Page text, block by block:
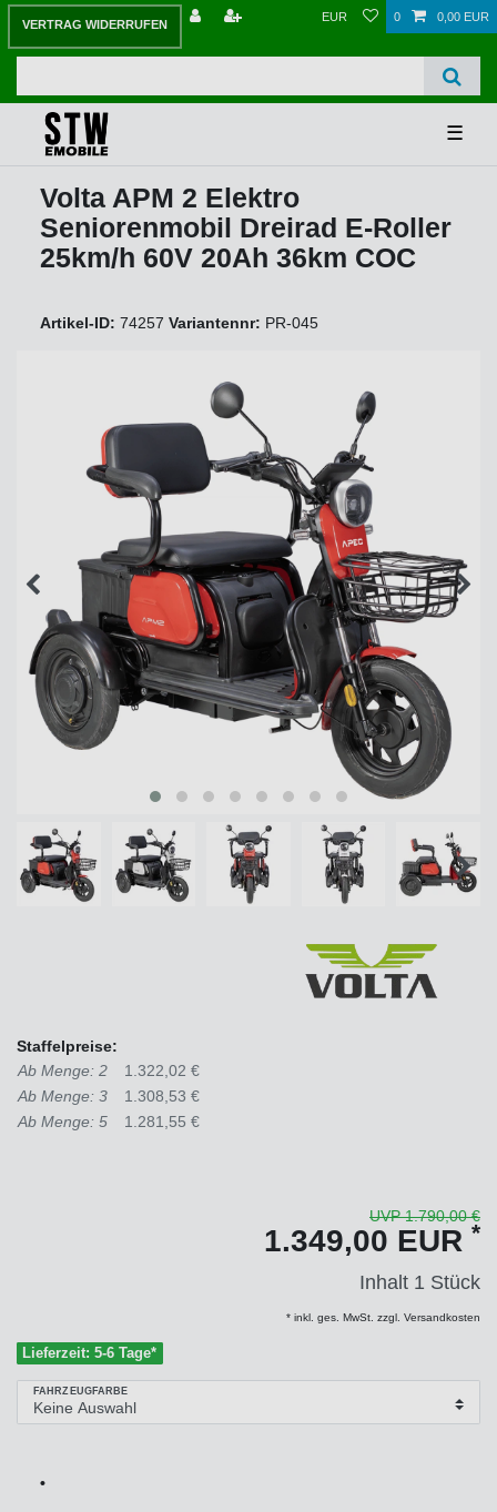
VERTRAG WIDERRUFEN
EUR 0 0,00 EUR
☰
Volta APM 2 Elektro
Seniorenmobil Dreirad E-Roller
25km/h 60V 20Ah 36km COC
Artikel-ID: 74257 Variantennr: PR-045
Staffelpreise:
Ab Menge: 2
1.322,02 €
Ab Menge: 3
1.308,53 €
Ab Menge: 5
1.281,55 €
UVP 1.790,00 €
1.349,00 EUR *
Inhalt 1 Stück
* inkl. ges. MwSt. zzgl. Versandkosten
Lieferzeit: 5-6 Tage*
FAHRZEUGFARBE
•